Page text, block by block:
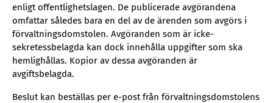
enligt offentlighetslagen. De publicerade avgörandena
omfattar således bara en del av de ärenden som avgörs i
förvaltningsdomstolen. Avgöranden som är icke-
sekretessbelagda kan dock innehålla uppgifter som ska
hemlighållas. Kopior av dessa avgöranden är
avgiftsbelagda.
Beslut kan beställas per e-post från förvaltningsdomstolens